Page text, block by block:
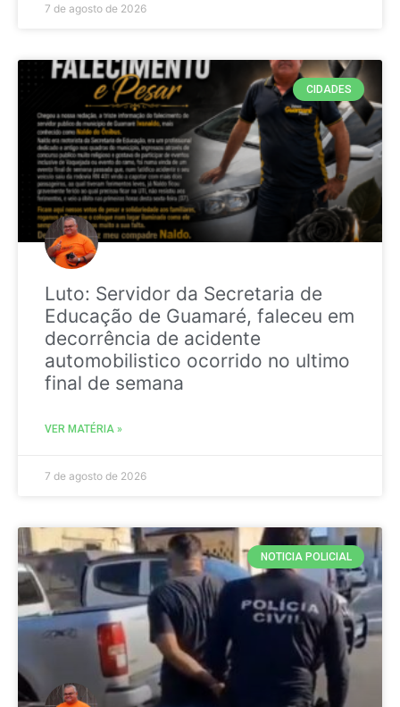
7 de agosto de 2026
CIDADES
Luto: Servidor da Secretaria de
Educação de Guamaré, faleceu em
decorrência de acidente
automobilistico ocorrido no ultimo
final de semana
VER MATÉRIA »
7 de agosto de 2026
NOTICIA POLICIAL